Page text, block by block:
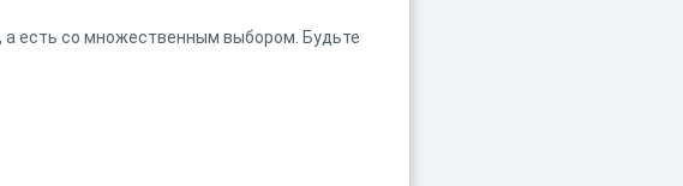
а есть со множественным выбором. Будьте